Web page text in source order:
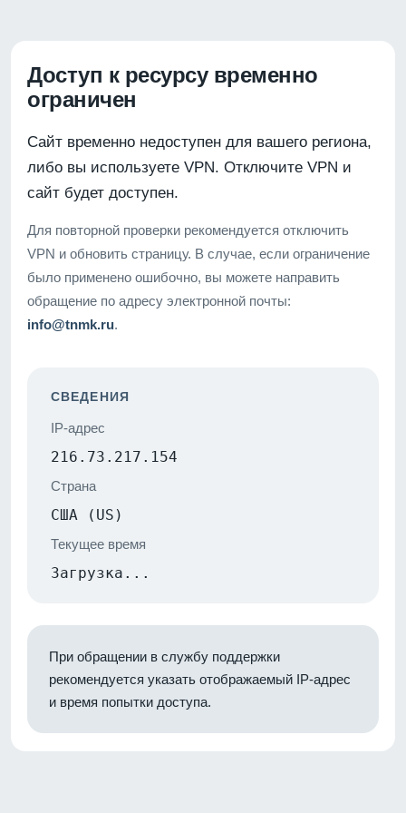
Доступ к ресурсу временно
ограничен
Сайт временно недоступен для вашего региона,
либо вы используете VPN. Отключите VPN и
сайт будет доступен.
Для повторной проверки рекомендуется отключить
VPN и обновить страницу. В случае, если ограничение
было применено ошибочно, вы можете направить
обращение по адресу электронной почты:
info@tnmk.ru.
СВЕДЕНИЯ
IP-адрес
216.73.217.154
Страна
США (US)
Текущее время
Загрузка...
При обращении в службу поддержки
рекомендуется указать отображаемый IP-адрес
и время попытки доступа.